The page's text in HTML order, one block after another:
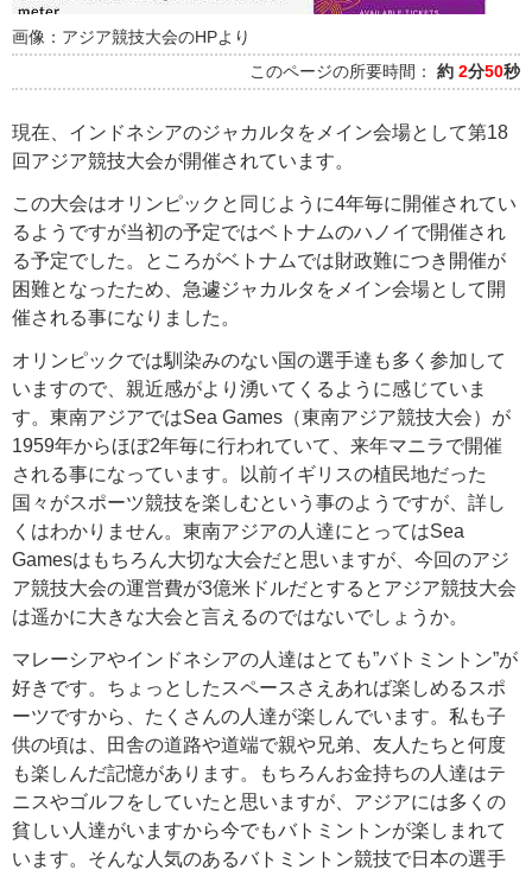
画像：アジア競技大会のHPより
このページの所要時間： 約 2分50秒
現在、インドネシアのジャカルタをメイン会場として第18
回アジア競技大会が開催されています。
この大会はオリンピックと同じように4年毎に開催されてい
るようですが当初の予定ではベトナムのハノイで開催され
る予定でした。ところがベトナムでは財政難につき開催が
困難となったため、急遽ジャカルタをメイン会場として開
催される事になりました。
オリンピックでは馴染みのない国の選手達も多く参加して
いますので、親近感がより湧いてくるように感じていま
す。東南アジアではSea Games（東南アジア競技大会）が
1959年からほぼ2年毎に行われていて、来年マニラで開催
される事になっています。以前イギリスの植民地だった
国々がスポーツ競技を楽しむという事のようですが、詳し
くはわかりません。東南アジアの人達にとってはSea
Gamesはもちろん大切な大会だと思いますが、今回のアジ
ア競技大会の運営費が3億米ドルだとするとアジア競技大会
は遥かに大きな大会と言えるのではないでしょうか。
マレーシアやインドネシアの人達はとても”バトミントン”が
好きです。ちょっとしたスペースさえあれば楽しめるスポ
ーツですから、たくさんの人達が楽しんでいます。私も子
供の頃は、田舎の道路や道端で親や兄弟、友人たちと何度
も楽しんだ記憶があります。もちろんお金持ちの人達はテ
ニスやゴルフをしていたと思いますが、アジアには多くの
貧しい人達がいますから今でもバトミントンが楽しまれて
います。そんな人気のあるバトミントン競技で日本の選手